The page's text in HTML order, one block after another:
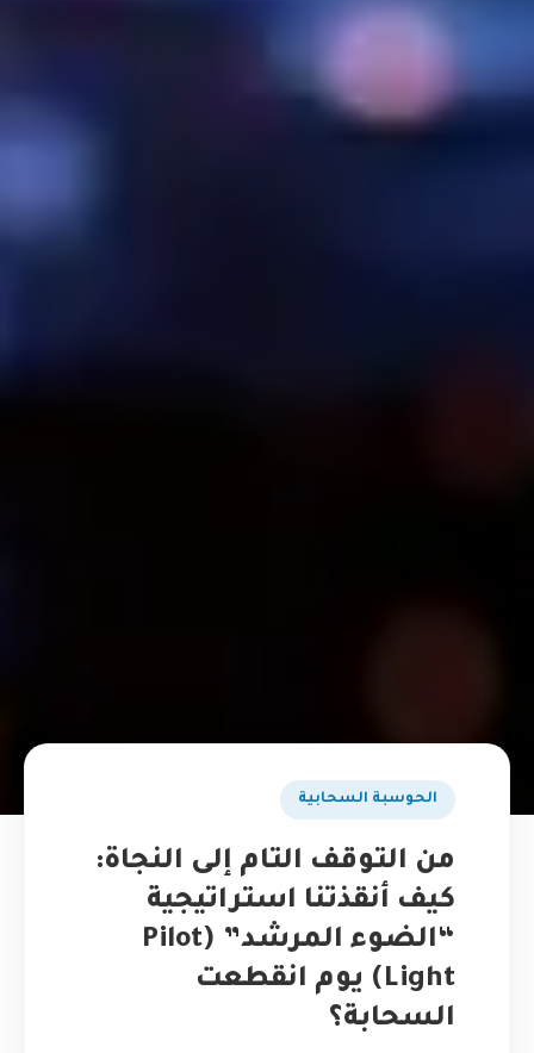
الحوسبة السحابية
من التوقف التام إلى النجاة:
كيف أنقذتنا استراتيجية
“الضوء المرشد” (Pilot
Light) يوم انقطعت
السحابة؟